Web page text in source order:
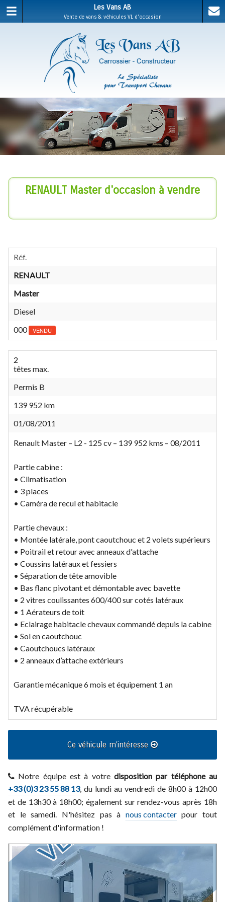
Les Vans AB
Vente de vans & véhicules VL d'occasion
RENAULT Master d'occasion à vendre
Réf.
RENAULT
Master
Diesel
000
VENDU
2
têtes max.
Permis B
139 952 km
01/08/2011
Renault Master – L2 - 125 cv – 139 952 kms – 08/2011
Partie cabine :
• Climatisation
• 3 places
• Caméra de recul et habitacle
Partie chevaux :
• Montée latérale, pont caoutchouc et 2 volets supérieurs
• Poitrail et retour avec anneaux d'attache
• Coussins latéraux et fessiers
• Séparation de tête amovible
• Bas flanc pivotant et démontable avec bavette
• 2 vitres coulissantes 600/400 sur cotés latéraux
• 1 Aérateurs de toit
• Eclairage habitacle chevaux commandé depuis la cabine
• Sol en caoutchouc
• Caoutchoucs latéraux
• 2 anneaux d’attache extérieurs
Garantie mécanique 6 mois et équipement 1 an
TVA récupérable
Ce véhicule m'intéresse
Notre équipe est à votre disposition par téléphone au
+33 (0)3 23 55 88 13, du lundi au vendredi de 8h00 à 12h00
et de 13h30 à 18h00; également sur rendez-vous après 18h
et le samedi. N'hésitez pas à nous contacterpour tout
complément d'information !